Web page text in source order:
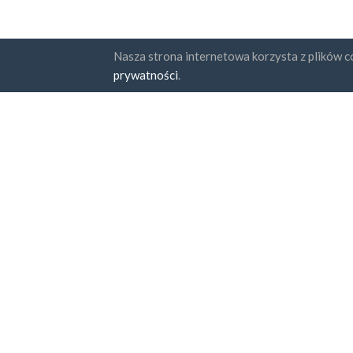
Nasza strona internetowa korzysta z plików
prywatności